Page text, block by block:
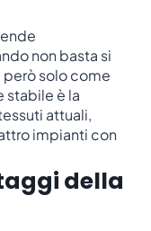
non basta si
però solo come
stabile è la
attuali,
impianti con
della